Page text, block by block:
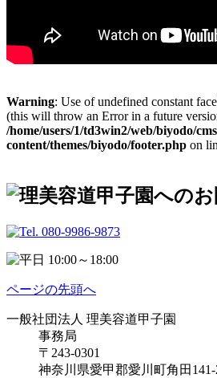
Warning: Use of undefined constant
(this will throw an Error in a future
/home/users/1/td3win2/web/biyodo/
content/themes/biyodo/footer.php on
ページの先頭へ
一般社団法人 理美容道甲子園
事務局
〒243-0301
神奈川県愛甲郡愛川町角田